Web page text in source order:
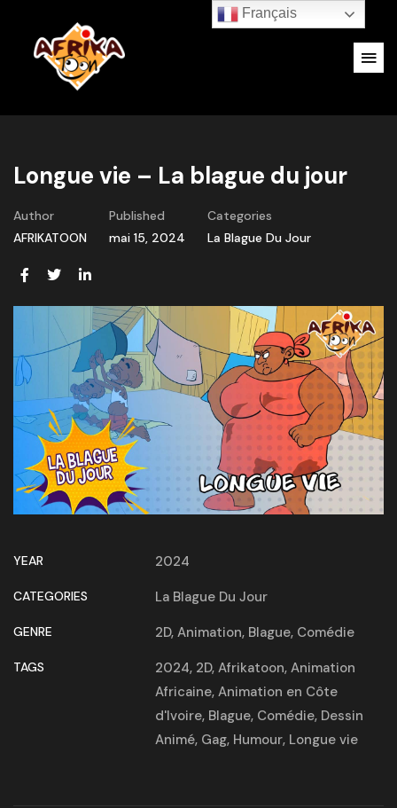
Longue vie – La blague du jour
Author
AFRIKATOON
Published
mai 15, 2024
Categories
La Blague Du Jour
YEAR 2024
CATEGORIES La Blague Du Jour
GENRE 2D, Animation, Blague, Comédie
TAGS 2024, 2D, Afrikatoon, Animation
Africaine, Animation en Côte
d'Ivoire, Blague, Comédie, Dessin
Animé, Gag, Humour, Longue vie
Français